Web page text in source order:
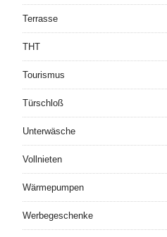
Terrasse
THT
Tourismus
Türschloß
Unterwäsche
Vollnieten
Wärmepumpen
Werbegeschenke